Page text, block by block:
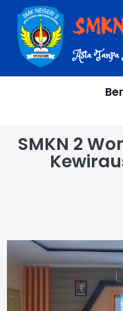
Skip
content
Asta
SMKN 2